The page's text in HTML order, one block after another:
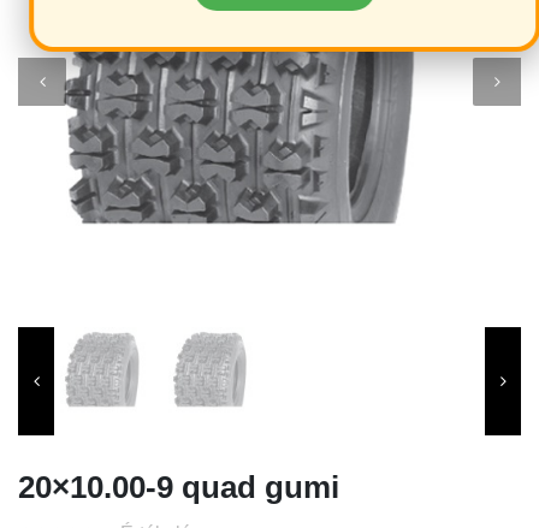
20×10.00-9 quad gumi